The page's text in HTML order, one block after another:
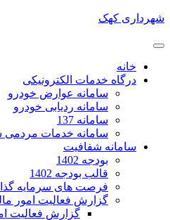
شهرداری کهک
خانه
درگاه خدمات الکترونیکی
سامانه عوارض خودرو
سامانه ردیابی خودرو
سامانه 137
سامانه خدمات مردمی
سامانه شفافیت
بودجه 1402
قالب بودجه 1402
فرصت های سرمایه
گزارش فعالیت امور
گزارش فعالیت امور مالی 4